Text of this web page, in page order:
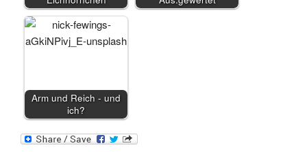
Arm und Reich - und
ich?